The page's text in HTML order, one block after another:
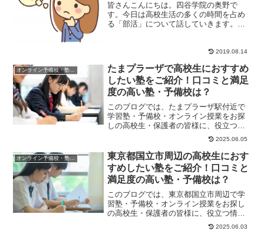
皆さんこんにちは。四谷学院の奥野で
す。今日は高校生活の多くの時間を占め
る「部活」について話していきます。み
2019.08.14
オンライン予備校・塾の活用法
たまプラーザで高校生におすすめ
したい塾をご紹介！口コミと満足
度の高い塾・予備校は？
このブログでは、たまプラーザ駅付近で
学習塾・予備校・オンライン授業をお探
しの高校生・保護者の皆様に、役立つ情
報やヒントになる情報をお伝えします。
2025.06.05
東京都国立市周辺の高校生におす
すめしたい塾をご紹介！口コミと
満足度の高い塾・予備校は？
このブログでは、東京都国立市周辺で学
習塾・予備校・オンライン授業をお探し
の高校生・保護者の皆様に、役立つ情報
やヒントになる情報をお伝えします。
2025.06.03